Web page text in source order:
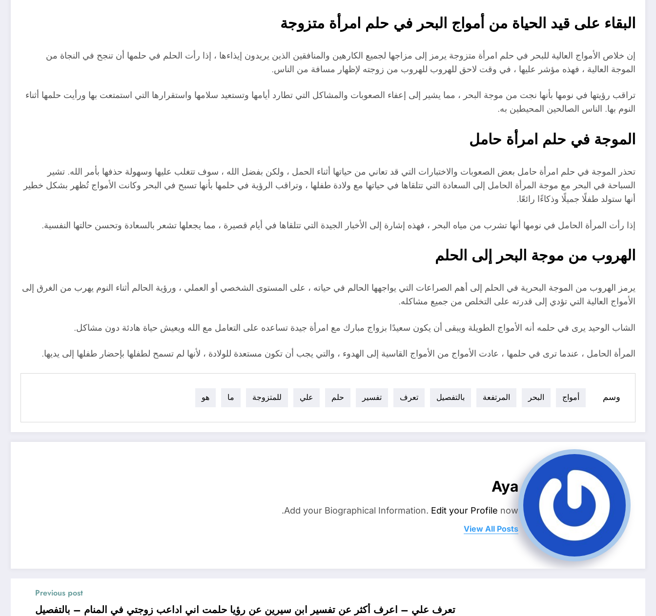
البقاء على قيد الحياة من أمواج البحر في حلم امرأة متزوجة
إن خلاص الأمواج العالية للبحر في حلم امرأة متزوجة يرمز إلى مزاجها لجميع الكارهين والمنافقين الذين يريدون إيذاءها ، إذا رأت الحلم في حلمها أن تنجح في النجاة من
الموجة العالية ، فهذه مؤشر عليها ، في وقت لاحق للهروب للهروب من زوجته لإظهار مسافة من الناس.
تراقب رؤيتها في نومها بأنها نجت من موجة البحر ، مما يشير إلى إعفاء الصعوبات والمشاكل التي تطارد أيامها وتستعيد سلامها واستقرارها التي استمتعت بها ورأيت حلمها أثناء
النوم بها. الناس الصالحين المحيطين به.
الموجة في حلم امرأة حامل
تحذر الموجة في حلم امرأة حامل بعض الصعوبات والاختبارات التي قد تعاني من حياتها أثناء الحمل ، ولكن بفضل الله ، سوف تتغلب عليها وسهولة حذفها بأمر الله. تشير
السباحة في البحر مع موجة المرأة الحامل إلى السعادة التي تتلقاها في حياتها مع ولادة طفلها ، وتراقب الرؤية في حلمها بأنها تسبح في البحر وكانت الأمواج تُظهر بشكل خطير
أنها ستولد طفلًا جميلًا وذكاءًا رائعًا.
إذا رأت المرأة الحامل في نومها أنها تشرب من مياه البحر ، فهذه إشارة إلى الأخبار الجيدة التي تتلقاها في أيام قصيرة ، مما يجعلها تشعر بالسعادة وتحسن حالتها النفسية.
الهروب من موجة البحر إلى الحلم
يرمز الهروب من الموجة البحرية في الحلم إلى أهم الصراعات التي يواجهها الحالم في حياته ، على المستوى الشخصي أو العملي ، ورؤية الحالم أثناء النوم يهرب من الغرق إلى
الأمواج العالية التي تؤدي إلى قدرته على التخلص من جميع مشاكله.
الشاب الوحيد يرى في حلمه أنه الأمواج الطويلة ويبقى أن يكون سعيدًا بزواج مبارك مع امرأة جيدة تساعده على التعامل مع الله ويعيش حياة هادئة دون مشاكل.
المرأة الحامل ، عندما ترى في حلمها ، عادت الأمواج من الأمواج القاسية إلى الهدوء ، والتي يجب أن تكون مستعدة للولادة ، لأنها لم تسمح لطفلها بإحضار طفلها إلى يديها.
وسم أمواج البحر المرتفعة بالتفصيل تعرف تفسير حلم علي للمتزوجة ما هو
Aya
Add your Biographical Information. Edit your Profile now.
View All Posts
Previous post
تعرف علي – اعرف أكثر عن تفسير ابن سيرين عن رؤيا حلمت اني اداعب زوجتي في المنام – بالتفصيل